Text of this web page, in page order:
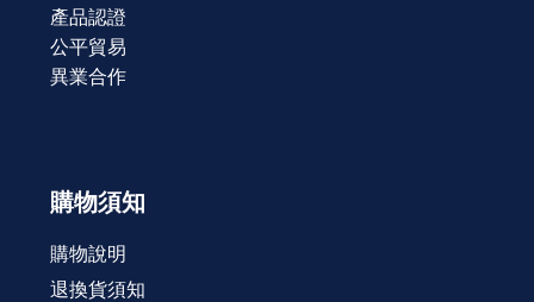
產品認證
公平貿易
異業合作
購物須知
購物說明
退換貨須知